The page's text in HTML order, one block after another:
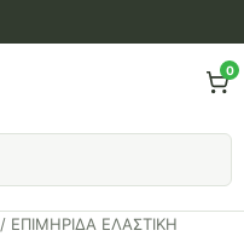
0
/ ΕΠΙΜΗΡΙΔΑ ΕΛΑΣΤΙΚΗ